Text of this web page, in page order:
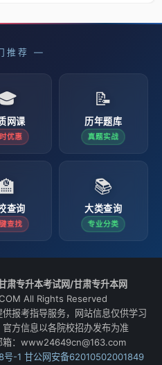
推荐 —
网课
优惠
📝
历年题库
真题实战
查询
查找
📚
大类查询
专业分类
肃专升本考试网/甘肃专升本网
All Rights Reserved
报考指导服务，网站信息仅供学习
方信息以各院校招办发布为准
箱：www24649cn@163.com
号-1 甘公网安备62010502001849